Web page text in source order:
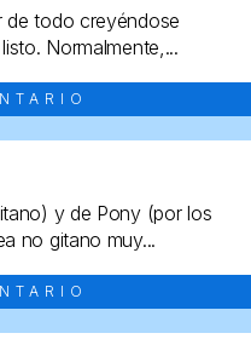
de todo creyéndose
Normalmente,...
y de Pony (por los
no gitano muy...